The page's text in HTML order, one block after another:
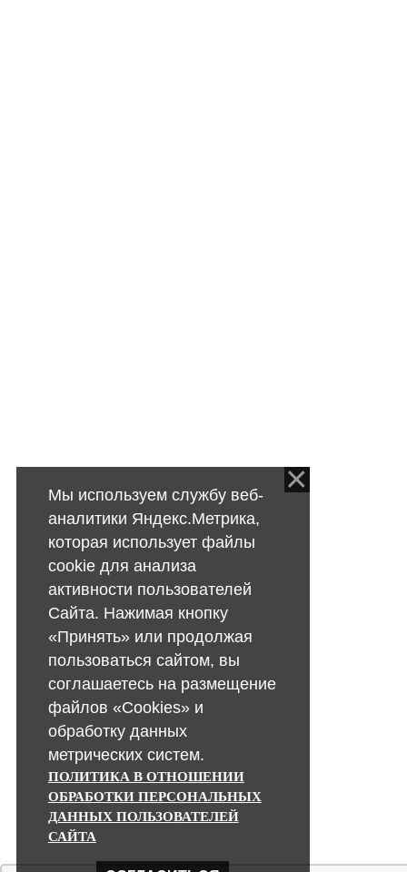
Мы используем службу веб-
аналитики Яндекс.Метрика,
которая использует файлы
cookie для анализа
активности пользователей
Сайта. Нажимая кнопку
«Принять» или продолжая
пользоваться сайтом, вы
соглашаетесь на размещение
файлов «Cookies» и
обработку данных
метрических систем.
ПОЛИТИКА В ОТНОШЕНИИ
ОБРАБОТКИ ПЕРСОНАЛЬНЫХ
ДАННЫХ ПОЛЬЗОВАТЕЛЕЙ
САЙТА